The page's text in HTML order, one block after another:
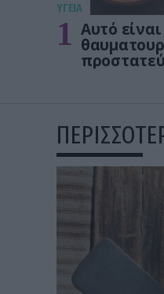
ΥΓΕΙΑ
1 Αυτό